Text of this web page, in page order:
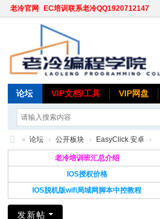
老冷官网 EC培训联系老冷QQ1920712147
论坛 VIP文档/工具 VIP网盘
坛
» 论坛 › 公开板块 › EasyClick 安卓 ›
老冷培训班汇总介绍
IOS授权价格
IOS脱机版wifi局域网脚本中控教程
发新帖